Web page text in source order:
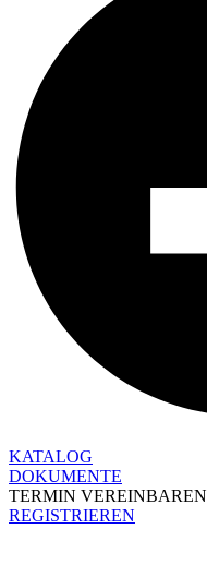
KATALOG
DOKUMENTE
TERMIN VEREINBAREN
REGISTRIEREN